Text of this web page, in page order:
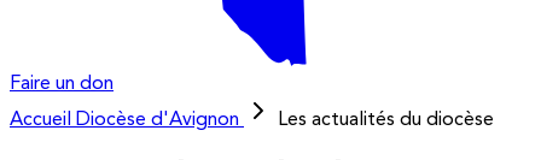
Faire un don
Accueil
Diocèse d'Avignon Les actualités du diocèse